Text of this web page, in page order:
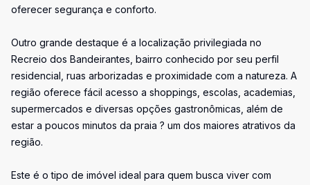
oferecer segurança e conforto.
Outro grande destaque é a localização privilegiada no
Recreio dos Bandeirantes, bairro conhecido por seu perfil
residencial, ruas arborizadas e proximidade com a natureza. A
região oferece fácil acesso a shoppings, escolas, academias,
supermercados e diversas opções gastronômicas, além de
estar a poucos minutos da praia ? um dos maiores atrativos da
região.
Este é o tipo de imóvel ideal para quem busca viver com